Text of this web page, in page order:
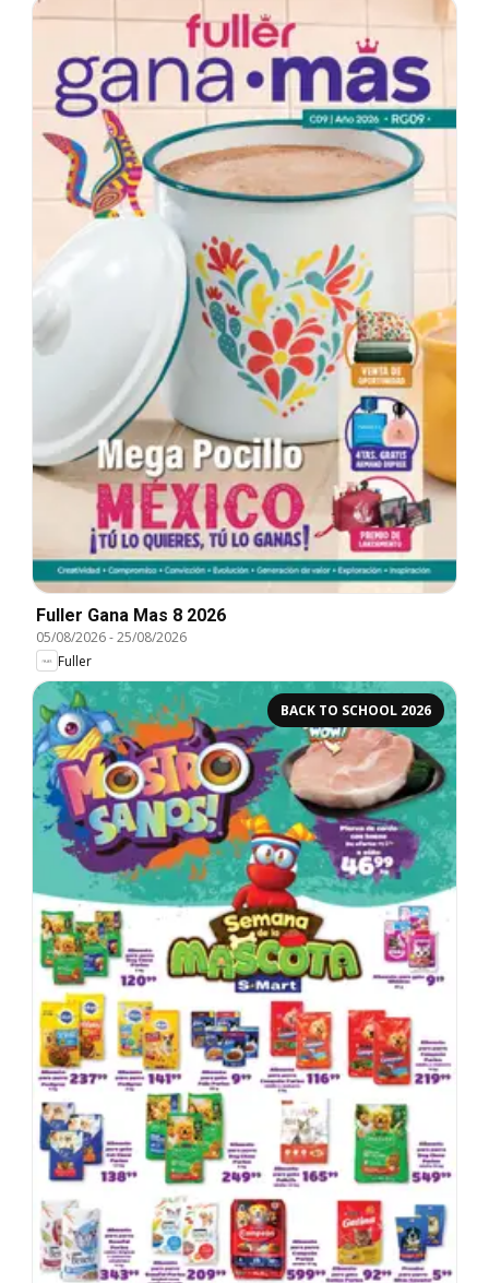
Fuller Gana Mas 8 2026
05/08/2026-25/08/2026
Fuller
BACK TO SCHOOL 2026